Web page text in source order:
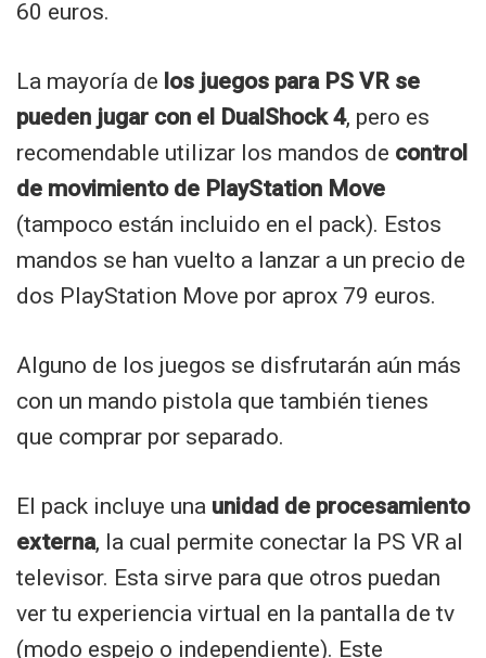
60 euros.
La mayoría de los juegos para PS VR se
pueden jugar con el DualShock 4, pero es
recomendable utilizar los mandos de control
de movimiento de PlayStation Move
(tampoco están incluido en el pack). Estos
mandos se han vuelto a lanzar a un precio de
dos PlayStation Move por aprox 79 euros.
Alguno de los juegos se disfrutarán aún más
con un mando pistola que también tienes
que comprar por separado.
El pack incluye una unidad de procesamiento
externa, la cual permite conectar la PS VR al
televisor. Esta sirve para que otros puedan
ver tu experiencia virtual en la pantalla de tv
(modo espejo o independiente). Este